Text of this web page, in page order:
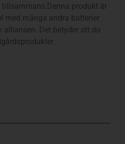
produkt är
med många andra batterier
Det betyder att du